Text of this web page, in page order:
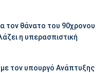
τον θάνατο του 90χρονου
η υπερασπιστική
τον υπουργό Ανάπτυξης